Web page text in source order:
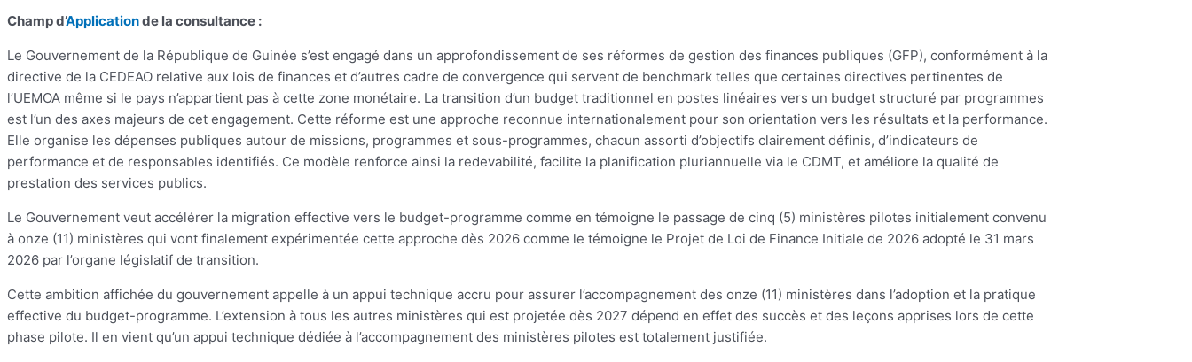
Champ d’Applicationde la consultance :
Le Gouvernement de la République de Guinée s’est engagé dans un approfondissement de ses réformes de gestion des finances publiques (GFP), conformément à la
directive de la CEDEAO relative aux lois de finances et d’autres cadre de convergence qui servent de benchmark telles que certaines directives pertinentes de
l’UEMOA même si le pays n’appartient pas à cette zone monétaire. La transition d’un budget traditionnel en postes linéaires vers un budget structuré par programmes
est l’un des axes majeurs de cet engagement. Cette réforme est une approche reconnue internationalement pour son orientation vers les résultats et la performance.
Elle organise les dépenses publiques autour de missions, programmes et sous-programmes, chacun assorti d’objectifs clairement définis, d’indicateurs de
performance et de responsables identifiés. Ce modèle renforce ainsi la redevabilité, facilite la planification pluriannuelle via le CDMT, et améliore la qualité de
prestation des services publics.
Le Gouvernement veut accélérer la migration effective vers le budget-programme comme en témoigne le passage de cinq (5) ministères pilotes initialement convenu
à onze (11) ministères qui vont finalement expérimentée cette approche dès 2026 comme le témoigne le Projet de Loi de Finance Initiale de 2026 adopté le 31 mars
2026 par l’organe législatif de transition.
Cette ambition affichée du gouvernement appelle à un appui technique accru pour assurer l’accompagnement des onze (11) ministères dans l’adoption et la pratique
effective du budget-programme. L’extension à tous les autres ministères qui est projetée dès 2027 dépend en effet des succès et des leçons apprises lors de cette
phase pilote. Il en vient qu’un appui technique dédiée à l’accompagnement des ministères pilotes est totalement justifiée.